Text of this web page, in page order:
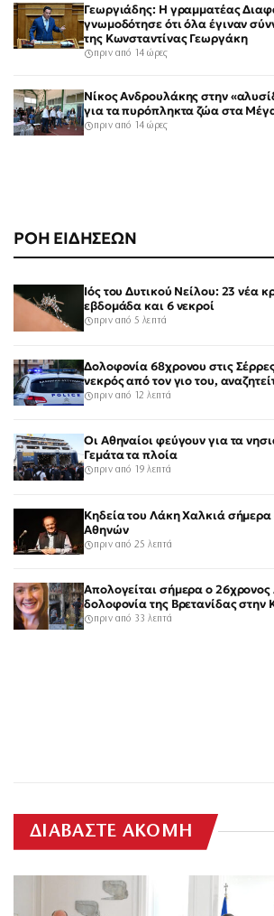
ΡΟΗ ΕΙΔΗΣΕΩΝ
Ιός του Δυτικού Νείλου: 23 νέα
εβδομάδα και 6 νεκροί
πριν από 5 λεπτά
Δολοφονία 68χρονου στις
νεκρός από τον γιο του,
πριν από 12 λεπτά
Οι Αθηναίοι φεύγουν για τα
Γεμάτα τα πλοία
πριν από 19 λεπτά
Κηδεία του Λάκη Χαλκιά σήμερα
Αθηνών
πριν από 25 λεπτά
Απολογείται σήμερα ο
δολοφονία της Βρετανίδας στην
πριν από 33 λεπτά
Γεωργιάδης: Η γραμματέας
γνωμοδότησε ότι όλα έγιναν
της Κωνσταντίνας Γεωργάκη
πριν από 14 ώρες
Νίκος Ανδρουλάκης στην
για τα πυρόπληκτα ζώα στα
πριν από 14 ώρες
ΔΙΑΒΑΣΤΕ ΑΚΟΜΗ